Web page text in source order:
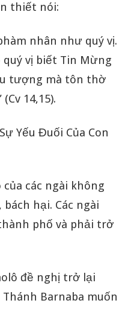
thiết nói:
nhân như quý vị.
quý vị biết Tin Mừng
tượng mà tôn thờ
14,15).
Yếu Đuối Của Con
các ngài không
hại. Các ngài
phố và phải trở
đề nghị trở lại
Barnaba muốn